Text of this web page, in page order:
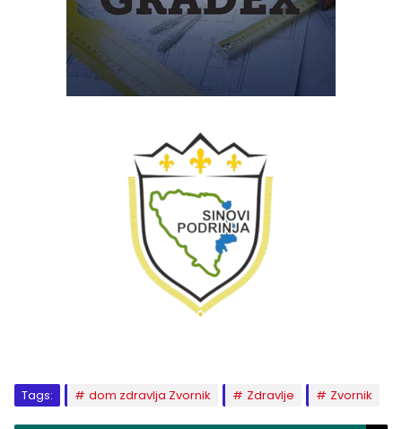
Tags: dom zdravlja Zvornik Zdravlje Zvornik